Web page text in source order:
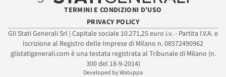
TERMINI E CONDIZIONI D’USO
PRIVACY POLICY
Gli Stati Generali Srl | Capitale sociale 10.271,25 euro i.v. - Partita I.V.A. e
Iscrizione al Registro delle Imprese di Milano n. 08572490962
glistatigenerali.com è una testata registrata al Tribunale di Milano (n.
300 del 18-9-2014)
Developed by Watuppa